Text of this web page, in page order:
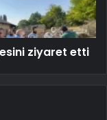
ziyaret etti